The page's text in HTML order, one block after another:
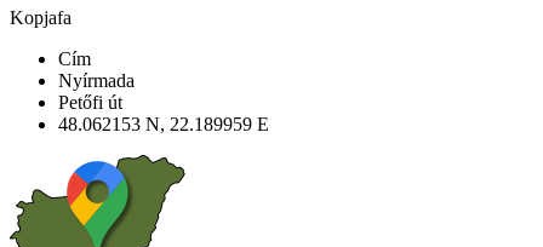
Kopjafa
Cím
Nyírmada
Petőfi út
48.062153 N, 22.189959 E